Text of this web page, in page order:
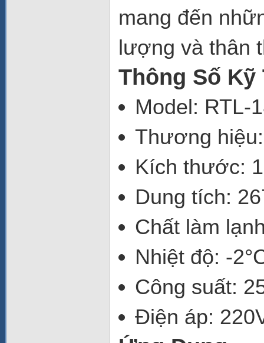
mang đến
lượng và thân
Thông Số Kỹ
Model: RTL-
Thương hiệu
Kích thước:
Dung tích:
Chất làm
Nhiệt độ: -
Công suất:
Điện áp: